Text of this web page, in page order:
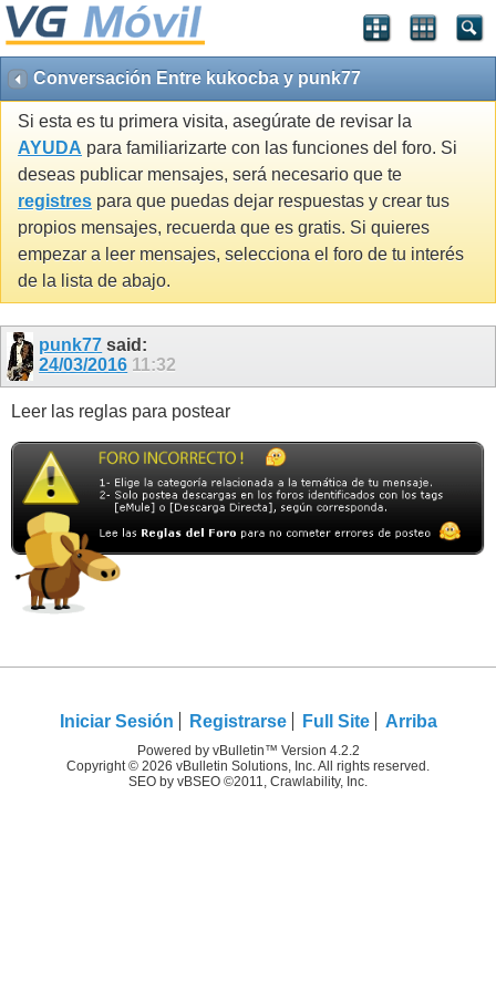
Conversación Entre kukocba y punk77
Si esta es tu primera visita, asegúrate de revisar la
AYUDA para familiarizarte con las funciones del foro. Si
deseas publicar mensajes, será necesario que te
registres para que puedas dejar respuestas y crear tus
propios mensajes, recuerda que es gratis. Si quieres
empezar a leer mensajes, selecciona el foro de tu interés
de la lista de abajo.
punk77 said:
24/03/2016 11:32
Leer las reglas para postear
Iniciar Sesión Registrarse Full Site Arriba
Powered by vBulletin™ Version 4.2.2
Copyright © 2026 vBulletin Solutions, Inc. All rights reserved.
SEO by vBSEO ©2011, Crawlability, Inc.